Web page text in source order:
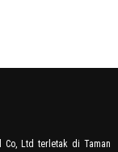
Co, Ltd terletak di Taman